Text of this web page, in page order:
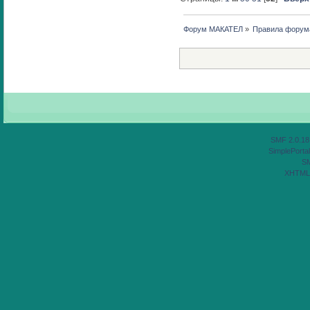
Форум МАКАТЕЛ » Правила
SMF 2.0.18
XHTML